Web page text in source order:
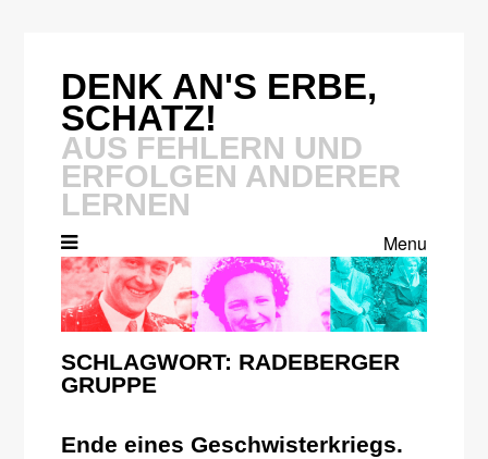
DENK AN'S ERBE,
SCHATZ!
AUS FEHLERN UND
ERFOLGEN ANDERER
LERNEN
Menu
SCHLAGWORT: RADEBERGER
GRUPPE
Ende eines Geschwisterkriegs.